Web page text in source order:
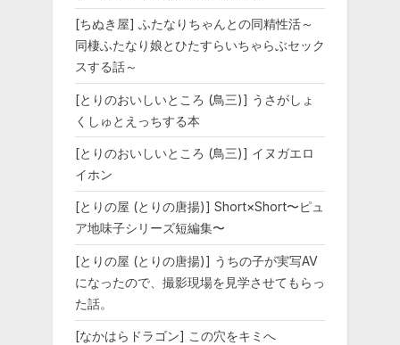
[ちぬき屋] ふたなりちゃんとの同精性活～
同棲ふたなり娘とひたすらいちゃらぶセック
スする話～
[とりのおいしいところ (鳥三)] うさがしょ
くしゅとえっちする本
[とりのおいしいところ (鳥三)] イヌガエロ
イホン
[とりの屋 (とりの唐揚)] Short×Short〜ピュ
ア地味子シリーズ短編集〜
[とりの屋 (とりの唐揚)] うちの子が実写AV
になったので、撮影現場を見学させてもらっ
た話。
[なかはらドラゴン] この穴をキミへ